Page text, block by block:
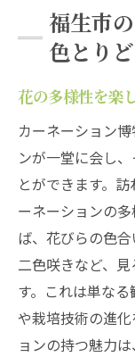
写真映
カーネーシ
古代か
各国の
博物館
カーネ
カーネ
歴史を
福生市で体
元気を
生命力
福生市
色とり
花の多様性を楽
カーネーション
ンが一堂に会し
とができます。
ーネーションの
ば、花びらの色
二色咲きなど、
す。これは単な
や栽培技術の進
ョンの持つ魅力